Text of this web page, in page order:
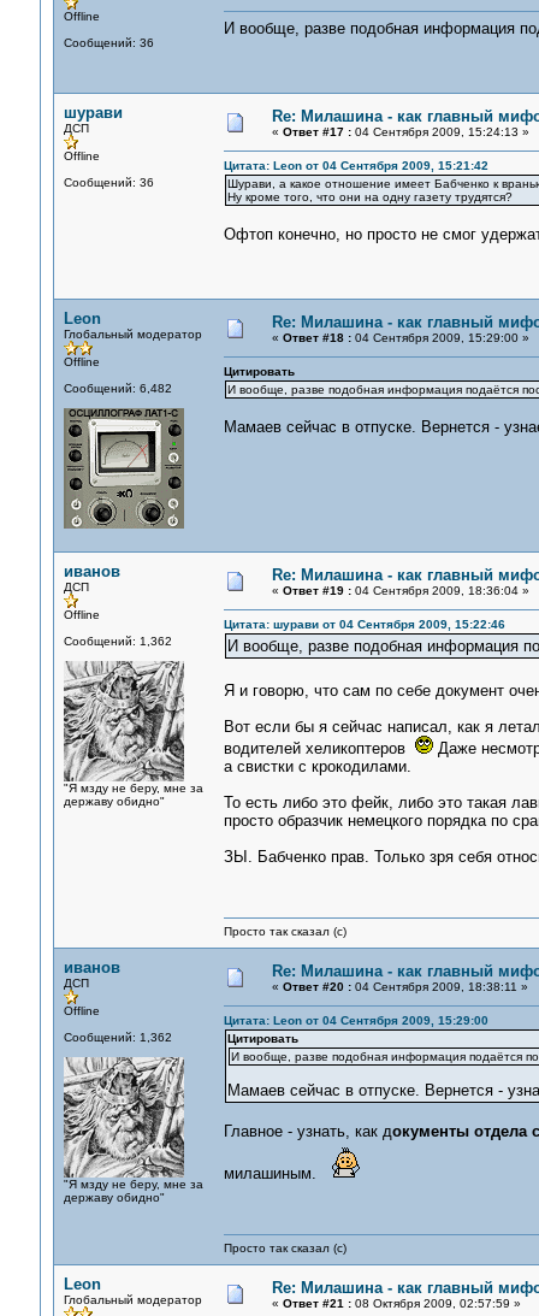
Offline
Сообщений: 36
И вообще, разве подобная информация
шурави
ДСП
Offline
Сообщений: 36
Re: Милашина - как главный
« Ответ #17 :04 Сентября 2009, 15:24:13 »
Цитата: Leon от 04 Сентября 2009, 15:21:42
Шурави, а какое отношение имеет Бабченко к
Ну кроме того, что они на одну газету трудятся?
Офтоп конечно, но просто не смог
Leon
Глобальный модератор
Offline
Сообщений: 6,482
Re: Милашина - как главный
« Ответ #18 :04 Сентября 2009, 15:29:00 »
Цитировать
И вообще, разве подобная информация подаётся
Мамаев сейчас в отпуске. Вернется -
иванов
ДСП
Offline
Сообщений: 1,362
"Я мзду не беру, мне за
державу обидно"
Re: Милашина - как главный
« Ответ #19 :04 Сентября 2009, 18:36:04 »
Цитата: шурави от 04 Сентября 2009, 15:22:46
И вообще, разве подобная информация
Я и говорю, что сам по себе документ
Вот если бы я сейчас написал, как я
водителей хеликоптеров
Даже
а свистки с крокодилами.
То есть либо это фейк, либо это такая
просто образчик немецкого порядка по
ЗЫ. Бабченко прав. Только зря себя
Просто так сказал (с)
иванов
ДСП
Offline
Сообщений: 1,362
"Я мзду не беру, мне за
державу обидно"
Re: Милашина - как главный
« Ответ #20 :04 Сентября 2009, 18:38:11 »
Цитата: Leon от 04 Сентября 2009, 15:29:00
Цитировать
И вообще, разве подобная информация подаётся
Мамаев сейчас в отпуске. Вернется -
Главное - узнать, как документы отдела
милашиным.
Просто так сказал (с)
Leon
Глобальный модератор
Re: Милашина - как главный
« Ответ #21 :08 Октября 2009, 02:57:59 »